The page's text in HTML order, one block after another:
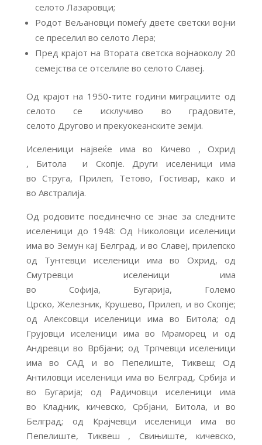
селото Лазаровци;
Родот Вељановци помеѓу двете светски војни
се преселил во селото Лера;
Пред крајот на Втората светска војнаоколу 20
семејства се отселиле во селото Славеј.
Од крајот на 1950-тите години миграциите од
селото се исклучиво во градовите,
селото Другово и прекуокеанските земји.
Иселеници највеќе има во Кичево , Охрид
, Битола и Скопје. Други иселеници има
во Струга, Прилеп, Тетово, Гостивар, како и
во Австралија.
Од родовите поединечно се знае за следните
иселеници до 1948: Од Николовци иселеници
има во Земун кај Белград, и во Славеј, прилепско
од Тунтевци иселеници има во Охрид, од
Смутревци иселеници има
во Софија, Бугарија, Големо
Црско, Железник, Крушево, Прилеп, и во Скопје;
од Алексовци иселеници има во Битола; од
Грујовци иселеници има во Мраморец и од
Андревци во Врбјани; од Трпчевци иселеници
има во САД и во Пепелиште, Тиквеш; Од
Антиловци иселеници има во Белград, Србија и
во Бугарија; од Радичовци иселеници има
во Кладник, кичевско, Србјани, Битола, и во
Белград; од Крајчевци иселеници има во
Пепелиште, Тиквеш , Свињиште, кичевско,